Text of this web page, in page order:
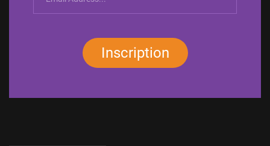
Inscription